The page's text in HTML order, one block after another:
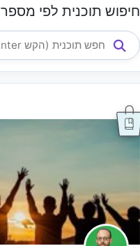
חיפוש תוכנית לפי מספר